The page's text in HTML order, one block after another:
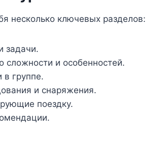
несколько ключевых разделов:
задачи.
сложности и особенностей.
в группе.
и снаряжения.
поездку.